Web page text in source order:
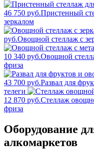
46 750 руб.Пристенный
зеркалом
руб.Овощной стеллаж с
10 340 руб.Овощной
фриза
43 700 руб.Развал для
телеги
12 870 руб.Стеллаж
фриза
Оборудование
алкомаркетов